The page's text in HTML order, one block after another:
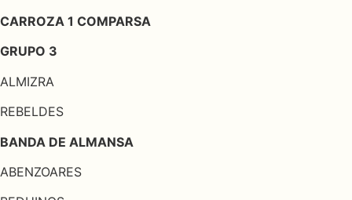
CARROZA 1 COMPARSA
GRUPO 3
ALMIZRA
REBELDES
BANDA DE ALMANSA
ABENZOARES